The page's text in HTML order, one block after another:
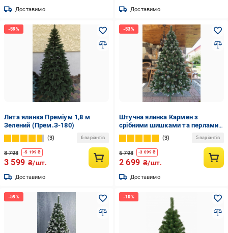
Доставимо Доставимо
Лита ялинка Преміум 1,8 м
Зелений (Прем.З-180)
3 6 варіантів
8 798 -5 199 ₴
3 599 ₴/шт.
Доставимо
Штучна ялинка Кармен з
срібними шишками та перлами
2,2 м (Карм.Ср-220)
3 5 варіантів
5 798 -3 099 ₴
2 699 ₴/шт.
Доставимо